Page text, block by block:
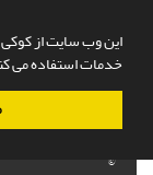
این وب سایت از کوکی
خدمات استفاده می
©